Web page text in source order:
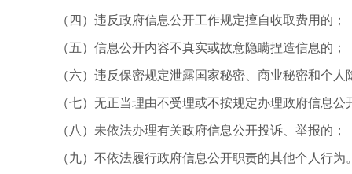
（四）违反政府信息公开工作规定擅自收取费用的；
（五）信息公开内容不真实或故意隐瞒捏造信息的；
（六）违反保密规定泄露国家秘密、商业秘密和个人
（七）无正当理由不受理或不按规定办理政府信息公
（八）未依法办理有关政府信息公开投诉、举报的；
（九）不依法履行政府信息公开职责的其他个人行为